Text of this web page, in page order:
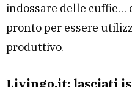
indossare delle cuffie…
pronto per essere
produttivo.
Livingo.it: lasciati